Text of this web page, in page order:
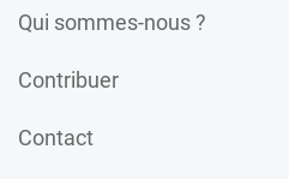
Qui sommes-nous ?
Contribuer
Contact